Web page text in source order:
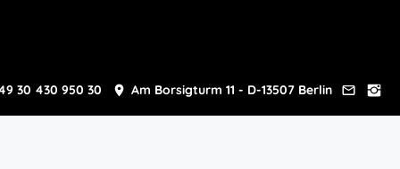
30 430 950 30 Am Borsigturm 11 - D-13507 Berlin